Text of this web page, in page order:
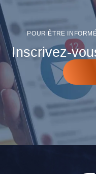
POUR ÊTRE
Inscrivez-